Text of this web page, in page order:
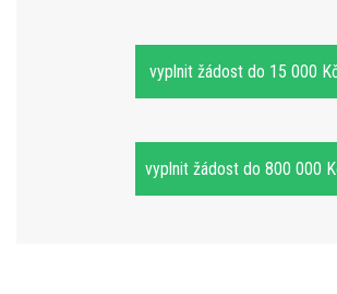
vyplnit žádost do 15 000
vyplnit žádost do 800 000